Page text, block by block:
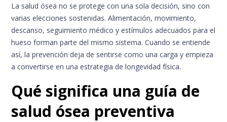
La salud ósea no se protege con una sola decisión, sino con
varias elecciones sostenidas. Alimentación, movimiento,
descanso, seguimiento médico y estímulos adecuados para el
hueso forman parte del mismo sistema. Cuando se entiende
así, la prevención deja de sentirse como una carga y empieza
a convertirse en una estrategia de longevidad física.
Qué significa una guía de
salud ósea preventiva